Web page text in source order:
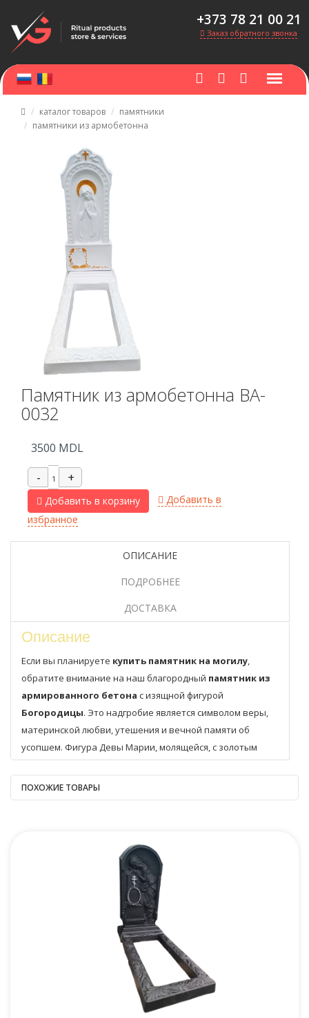
+373 78 21 00 21
Заказ обратного звонка
каталог товаров
памятники
памятники из армобетонна
Памятник из армобетонна BA-
0032
3500 MDL
Добавить в корзину
Добавить в
избранное
ОПИСАНИЕ
ПОДРОБНЕЕ
ДОСТАВКА
Описание
Если вы планируете купить памятник на могилу,
обратите внимание на наш благородный памятник из
армированного бетона с изящной фигурой
Богородицы. Это надгробие является символом веры,
материнской любви, утешения и вечной памяти об
усопшем. Фигура Девы Марии, молящейся, с золотым
нимбом иправославным крестомсверху, создаёт
умиротворяющий и глубокий образ.
, что обеспечивает им исключительную прочность
и устойчивость к любым погодным условиям. Вы можете
быть уверены, что этотпамятник на кладбище
сохранит свой первоначальный вид на долгие годы, не
Памятник оснащён удобной овальной нишей для
установки портрета и местом для фамилий, дат или
эпитафий. Основание памятника украшено элегантным
ПОХОЖИЕ ТОВАРЫ